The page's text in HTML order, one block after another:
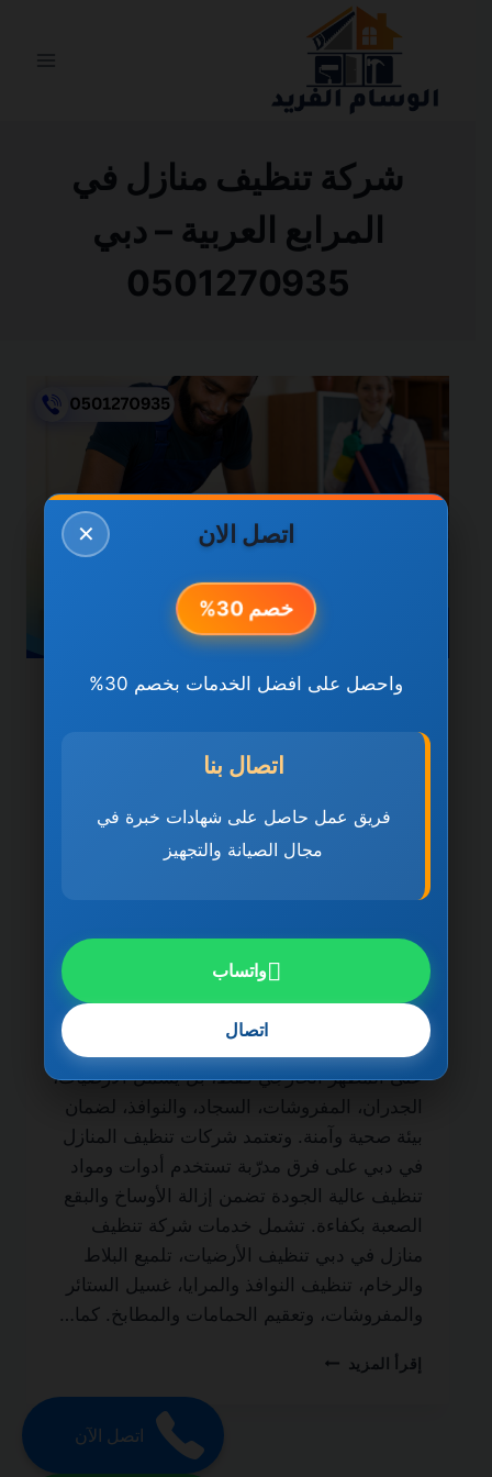
شركة تنظيف منازل في
المرابع العربية – دبي
0501270935
خدمات دبي
شركة تنظيف منازل في دبي
0501270935 ضمان مدى
الحياة
الحياة من أهم الخدمات التي يبحث عنها أصحاب
المنازل والمنازل الفاخرة للحفاظ على نظافة
المكان وجودته. فالتنظيف الاحترافي لا يقتصر
على المظهر الخارجي فقط، بل يشمل الأرضيات،
الجدران، المفروشات، السجاد، والنوافذ، لضمان
بيئة صحية وآمنة. وتعتمد شركات تنظيف المنازل
في دبي على فرق مدرّبة تستخدم أدوات ومواد
تنظيف عالية الجودة تضمن إزالة الأوساخ والبقع
الصعبة بكفاءة. تشمل خدمات شركة تنظيف
منازل في دبي تنظيف الأرضيات، تلميع البلاط
والرخام، تنظيف النوافذ والمرايا، غسيل الستائر
والمفروشات، وتعقيم الحمامات والمطابخ. كما…
إقرأ المزيد شركة
اتصل الآن
✕ اتصل الان
خصم 30%
واحصل على افضل الخدمات بخصم 30%
اتصال بنا
فريق عمل حاصل على شهادات خبرة في
مجال الصيانة والتجهيز
واتساب
اتصال